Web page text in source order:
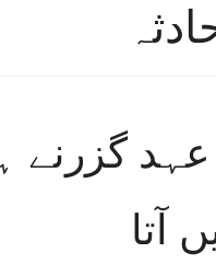
گزرنے
آتا